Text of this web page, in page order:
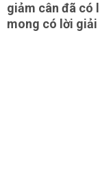
giảm cân đã có
mong có lời giải